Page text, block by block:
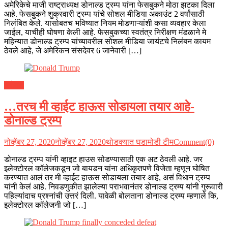
अमेरिकेचे माजी राष्ट्राध्यक्ष डोनाल्ड ट्रम्प यांना फेसबुकने मोठा झटका दिला
आहे. फेसबुकने शुक्रवारी ट्रम्प यांचे सोशल मीडिया अकाउंट 2 वर्षांसाठी
निलंबित केले. यासोबतच भविष्यात नियम मोडणाऱ्यांशी कसा व्यवहार केला
जाईल, याचीही घोषणा केली आहे. फेसबुकच्या स्वतंत्र निरीक्षण मंडळाने मे
महिन्यात डोनाल्ड ट्रम्प यांच्यावरील सोशल मीडिया जायंटचे निलंबन कायम
ठेवले आहे, जे अमेरिकन संसदेवर 6 जानेवारी […]
…तरच मी व्हाईट हाऊस सोडायला तयार आहे-
डोनाल्ड ट्रम्प
नोव्हेंबर 27, 2020नोव्हेंबर 27, 2020थोडक्यात घडामोडी टीमComment(0)
डोनाल्ड ट्रम्प यांनी व्हाइट हाउस सोडण्यासाठी एक अट ठेवली आहे. जर
इलेक्टोरल कॉलेजकडून जो बायडन यांना अधिकृतपणे विजेता म्हणून घोषित
करण्यात आलं तर मी व्हाईट हाऊस सोडायला तयार आहे, असं विधान ट्रम्प
यांनी केलं आहे. निवडणुकीत झालेल्या पराभवानंतर डोनाल्ड ट्रम्प यांनी गुरूवारी
पहिल्यांदाच प्रश्नांची उत्तरं दिली. यावेळी बोलताना डोनाल्ड ट्रम्प म्हणाले कि,
इलेक्टोरल कॉलेजनी जो […]